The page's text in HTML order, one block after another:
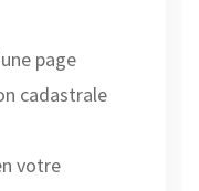
page
cadastrale
votre